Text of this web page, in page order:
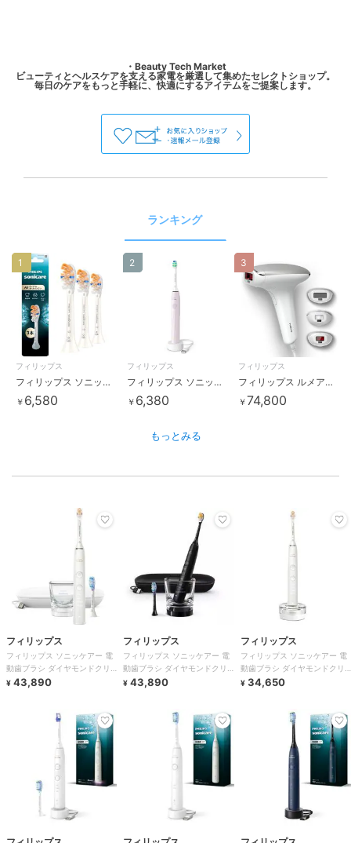
・Beauty Tech Market
ビューティとヘルスケアを支える家電を厳選して集めたセレクトショップ。
ランキング
フィリップス
フィリップス ソニッケアー 替えブラシ プレミアムオールインワン 3本組 ホワイト
￥ 6,580
1
フィリップス
フィリップス ソニッケアー 電動歯ブラシ 2100シリーズ ライトピンク
￥ 6,380
2
フィリップス
フィリップス ルメア 光美容器 7000シリーズ
￥74,800
3
もっとみる
フィリップス
フィリップス ソニッケアー 電
動歯ブラシ ダイヤモンドクリ
ーン9000 ホワイト
¥ 43,890
フィリップス
フィリップス ソニッケアー 電
動歯ブラシ ダイヤモンドクリ
ーン9000 ブラック
¥ 43,890
フィリップス
フィリップス ソニッケアー 電
動歯ブラシ ダイヤモンドクリ
ーン9000 ホワイト
¥ 34,650